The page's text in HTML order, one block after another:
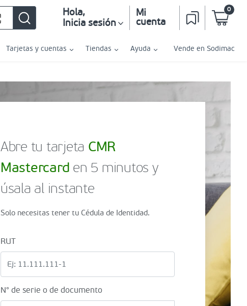
Hola,
Inicia sesión
Mi
cuenta
0
Tarjetas y cuentas Tiendas Ayuda Vende en Sodimac
Abre tu tarjeta CMR
Mastercard en 5 minutos y
úsala al instante
Solo necesitas tener tu Cédula de Identidad.
RUT
N° de serie o de documento